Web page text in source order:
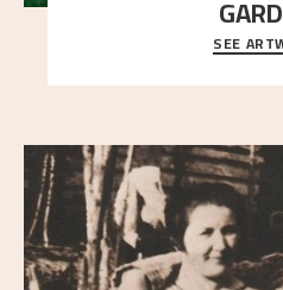
A warm evening light is
crown and creates a calm
SEE